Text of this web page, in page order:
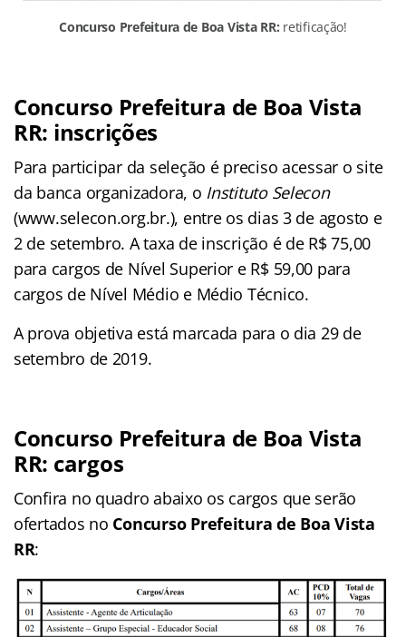
Concurso Prefeitura de Boa Vista RR: retificação!
Concurso Prefeitura de Boa Vista
RR: inscrições
Para participar da seleção é preciso acessar o site
da banca organizadora, o Instituto Selecon
(www.selecon.org.br.), entre os dias 3 de agosto e
2 de setembro. A taxa de inscrição é de R$ 75,00
para cargos de Nível Superior e R$ 59,00 para
cargos de Nível Médio e Médio Técnico.
A prova objetiva está marcada para o dia 29 de
setembro de 2019.
Concurso Prefeitura de Boa Vista
RR: cargos
Confira no quadro abaixo os cargos que serão
ofertados no Concurso Prefeitura de Boa Vista
RR: